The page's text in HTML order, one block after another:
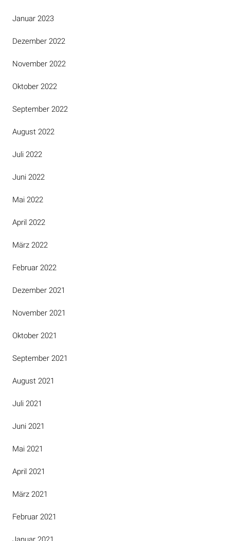
Januar 2023
Dezember 2022
November 2022
Oktober 2022
September 2022
August 2022
Juli 2022
Juni 2022
Mai 2022
April 2022
März 2022
Februar 2022
Dezember 2021
November 2021
Oktober 2021
September 2021
August 2021
Juli 2021
Juni 2021
Mai 2021
April 2021
März 2021
Februar 2021